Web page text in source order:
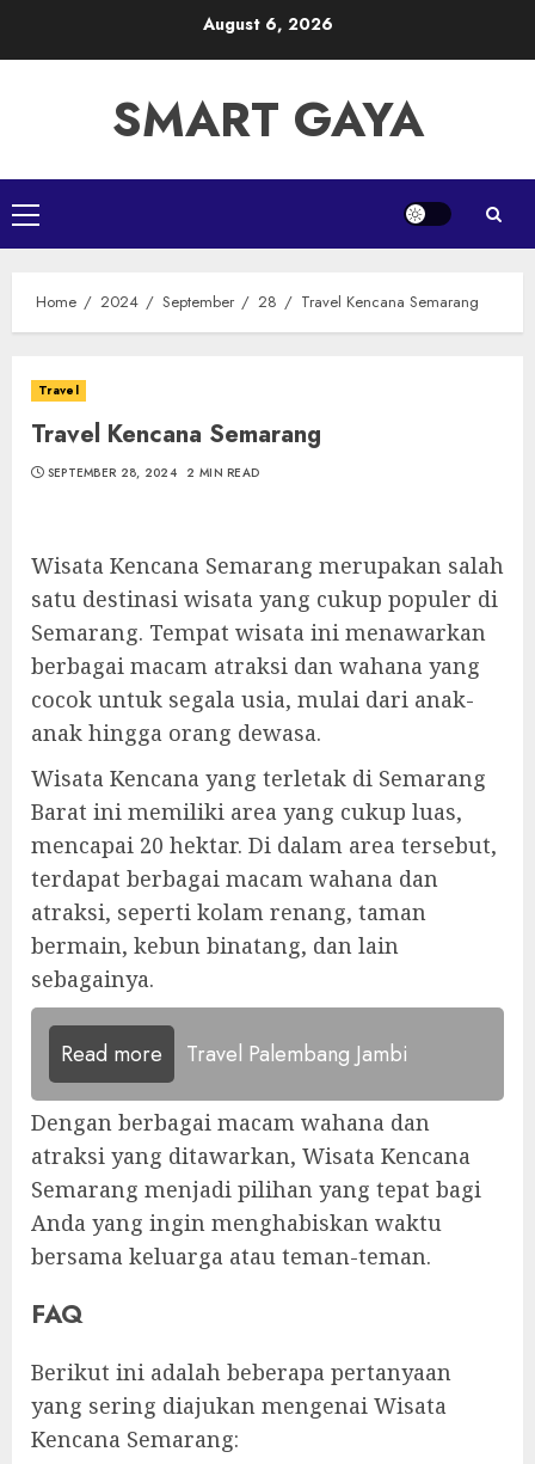
August 6, 2026
SMART GAYA
Primary
Menu
Home 2024 September 28 Travel Kencana Semarang
Travel
Travel Kencana Semarang
SEPTEMBER 28, 2024 2 MIN READ
Wisata Kencana Semarang merupakan salah
satu destinasi wisata yang cukup populer di
Semarang. Tempat wisata ini menawarkan
berbagai macam atraksi dan wahana yang
cocok untuk segala usia, mulai dari anak-
anak hingga orang dewasa.
Wisata Kencana yang terletak di Semarang
Barat ini memiliki area yang cukup luas,
mencapai 20 hektar. Di dalam area tersebut,
terdapat berbagai macam wahana dan
atraksi, seperti kolam renang, taman
bermain, kebun binatang, dan lain
sebagainya.
Read more Travel Palembang Jambi
Dengan berbagai macam wahana dan
atraksi yang ditawarkan, Wisata Kencana
Semarang menjadi pilihan yang tepat bagi
Anda yang ingin menghabiskan waktu
bersama keluarga atau teman-teman.
FAQ
Berikut ini adalah beberapa pertanyaan
yang sering diajukan mengenai Wisata
Kencana Semarang: